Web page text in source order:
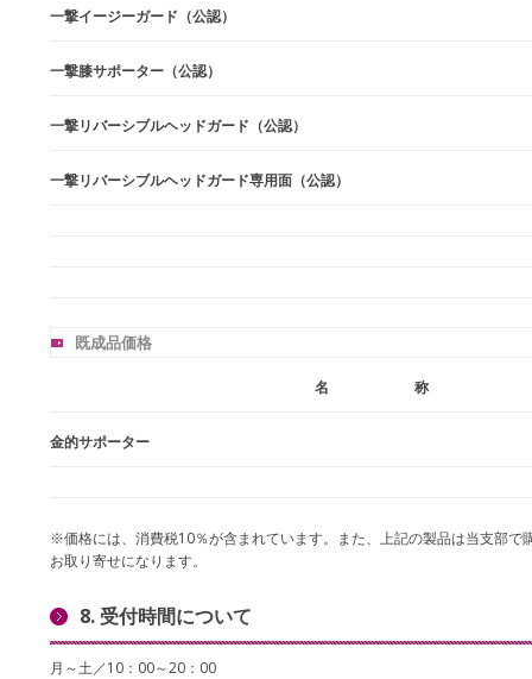
一撃イージーガード（公認）
一撃膝サポーター（公認）
一撃リバーシブルヘッドガード（公認）
一撃リバーシブルヘッドガード専用面（公認）
既成品価格
名 称
金的サポーター
※価格には、消費税10％が含まれています。また、上記の製品は当支部で
お取り寄せになります。
8. 受付時間について
月～土／10：00～20：00